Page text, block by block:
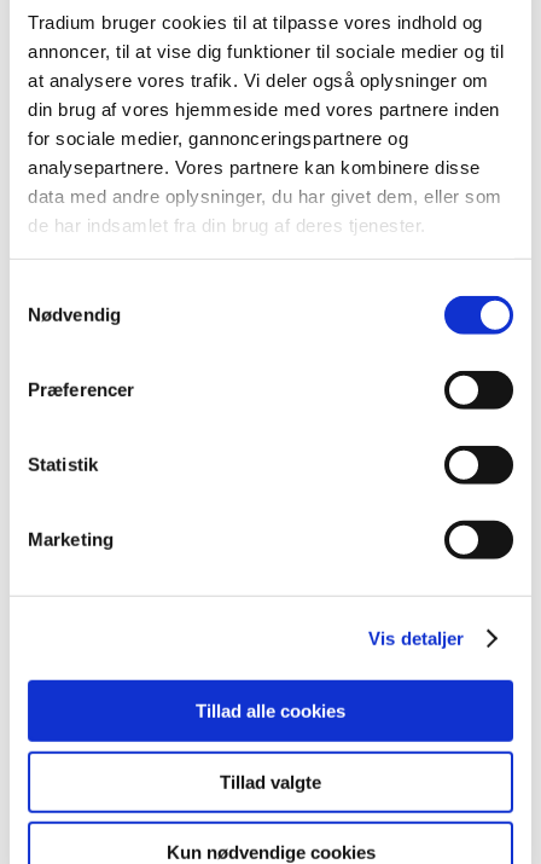
Tradium bruger cookies til at tilpasse vores indhold og
annoncer, til at vise dig funktioner til sociale medier og til
at analysere vores trafik. Vi deler også oplysninger om
din brug af vores hjemmeside med vores partnere inden
for sociale medier, gannonceringspartnere og
analysepartnere. Vores partnere kan kombinere disse
data med andre oplysninger, du har givet dem, eller som
de har indsamlet fra din brug af deres tjenester.
Nødvendig
Præferencer
Statistik
Marketing
Vis detaljer
Tillad alle cookies
Tillad valgte
Kun nødvendige cookies
AMU kundeservice
Download kursusmateriale
Du lærer at klare vanskelige kundesituationer ved brug af
konstruktive kommunikationsværktøjer. Derudover får du
viden om forskellige kundetyper og om, hvordan du tackler
dem i forhold til god kundeservice.
Fakta
VEU-Godtgørelse og befordringstilskud
Praktiske informationer
Målgruppe
Kursusbevis